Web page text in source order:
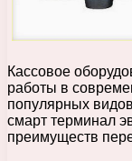
Кассовое
работы в
популярных
смарт терминал
преимуществ